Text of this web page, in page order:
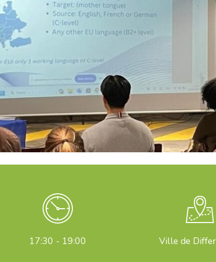
17:30 - 19:00 Ville de